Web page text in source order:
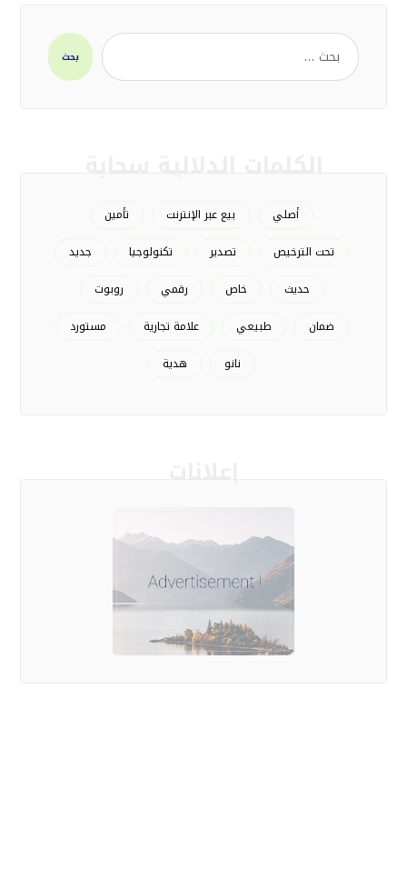
بحث
أصلي بيع عبر الإنترنت
تأمين
تحت الترخيص
تصدير تكنولوجيا
جديد
حديث
خاص رقمي
روبوت
ضمان
طبيعي علامة تجارية
مستورد
نانو
هدية